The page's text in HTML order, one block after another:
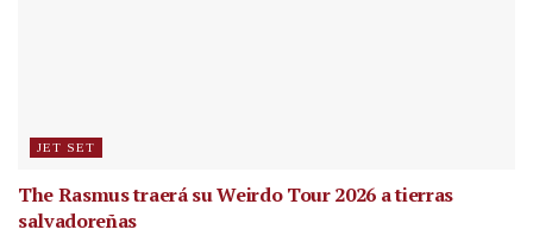
JET SET
The Rasmus traerá su Weirdo Tour 2026 a tierras
salvadoreñas